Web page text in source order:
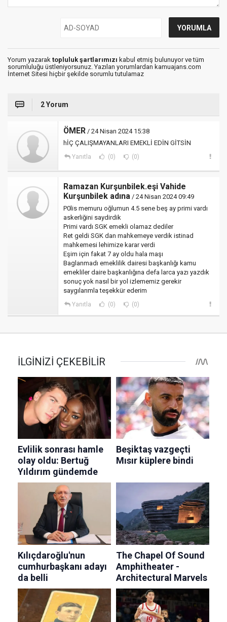
Yorum yazarak topluluk şartlarımızı kabul etmiş bulunuyor ve tüm
sorumluluğu üstleniyorsunuz. Yazılan yorumlardan kamuajans.com
İnternet Sitesi hiçbir şekilde sorumlu tutulamaz
2 Yorum
ÖMER / 24 Nisan 2024 15:38
hİÇ ÇALIŞMAYANLARI EMEKLİ EDİN GİTSİN
Yanıtla (0) (0)
Ramazan Kurşunbilek.eşi Vahide
Kurşunbilek adına / 24 Nisan 2024 09:49
P0lis memuru oğlumun 4.5 sene beş ay primi vardı
askerliğini saydirdik
Primi vardı SGK emekli olamaz dediler
Ret geldi SGK dan mahkemeye verdik istinad
mahkemesi lehimize karar verdi
Eşim için fakat 7 ay oldu hala maşı
Baglanmadı emeklilik dairesi başkanlığı kamu
emekliler daire başkanlığına defa larca yazı yazdık
sonuç yok nasıl bir yol izlememiz gerekir
saygılarımla teşekkür ederim
Yanıtla (0) (0)